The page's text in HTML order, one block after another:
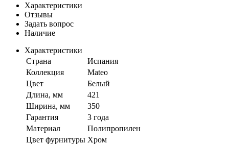
Характеристики
Отзывы
Задать вопрос
Наличие
Характеристики
Страна
Испания
Коллекция
Mateo
Цвет
Белый
Длина, мм
421
Ширина, мм
350
Гарантия
3 года
Материал
Полипропилен
Цвет фурнитуры Хром